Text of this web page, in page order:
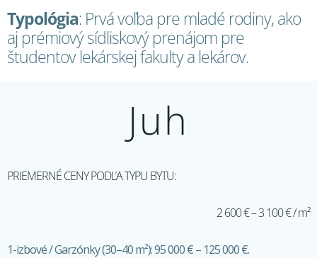
Typológia: Prvá voľba pre mladé rodiny, ako
aj prémiový sídliskový prenájom pre
študentov lekárskej fakulty a lekárov.
Juh
PRIEMERNÉ CENY PODĽA TYPU BYTU:
2 600 € – 3 100 € / m²
1-izbové / Garzónky (30–40 m²): 95 000 € – 125 000 €.